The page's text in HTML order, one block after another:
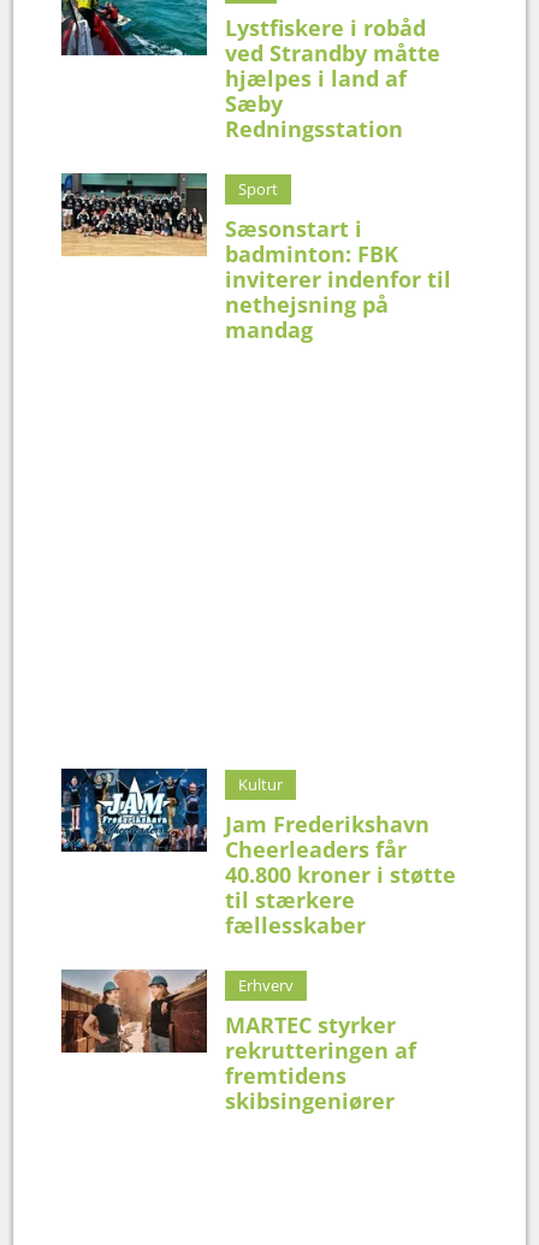
Lystfiskere i robåd
ved Strandby måtte
hjælpes i land af
Sæby
Redningsstation
Sport
Sæsonstart i
badminton: FBK
inviterer indenfor til
nethejsning på
mandag
Kultur
Jam Frederikshavn
Cheerleaders får
40.800 kroner i støtte
til stærkere
fællesskaber
Erhverv
MARTEC styrker
rekrutteringen af
fremtidens
skibsingeniører